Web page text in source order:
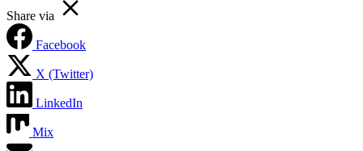
Share via
Facebook
X (Twitter)
LinkedIn
Mix